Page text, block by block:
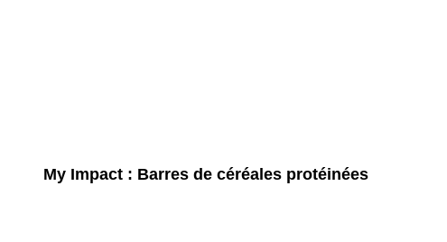
My Impact : Barres de céréales protéinées